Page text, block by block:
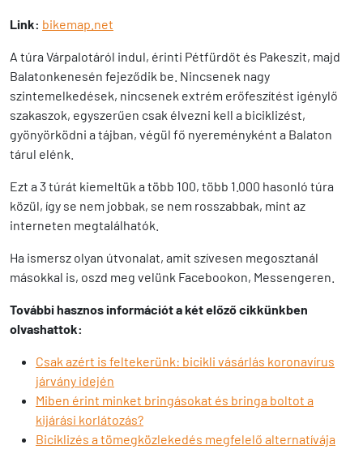
Link: bikemap.net
A túra Várpalotáról indul, érinti Pétfürdőt és Pakeszit, majd
Balatonkenesén fejeződik be. Nincsenek nagy
szintemelkedések, nincsenek extrém erőfeszítést igénylő
szakaszok, egyszerűen csak élvezni kell a biciklizést,
gyönyörködni a tájban, végül fő nyereményként a Balaton
tárul elénk.
Ezt a 3 túrát kiemeltük a több 100, több 1.000 hasonló túra
közül, így se nem jobbak, se nem rosszabbak, mint az
interneten megtalálhatók.
Ha ismersz olyan útvonalat, amit szívesen megosztanál
másokkal is, oszd meg velünk Facebookon, Messengeren.
További hasznos információt a két előző cikkünkben
olvashattok:
Csak azért is feltekerünk: bicikli vásárlás koronavírus
járvány idején
Miben érint minket bringásokat és bringa boltot a
kijárási korlátozás?
Biciklizés a tömegközlekedés megfelelő alternatívája